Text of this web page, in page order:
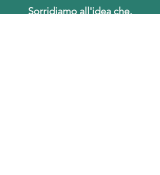
Sorridiamo all'idea che,